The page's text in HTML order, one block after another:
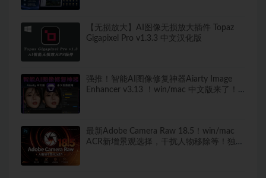
【无损放大】AI图像无损放大插件 Topaz
Gigapixel Pro v1.3.3 中文汉化版
强推！智能AI图像修复神器Aiarty Image
Enhancer v3.13 ！win/mac 中文版来了！
最新Adobe Camera Raw 18.5！win/mac
ACR新增景观选择，干扰人物移除等！独立